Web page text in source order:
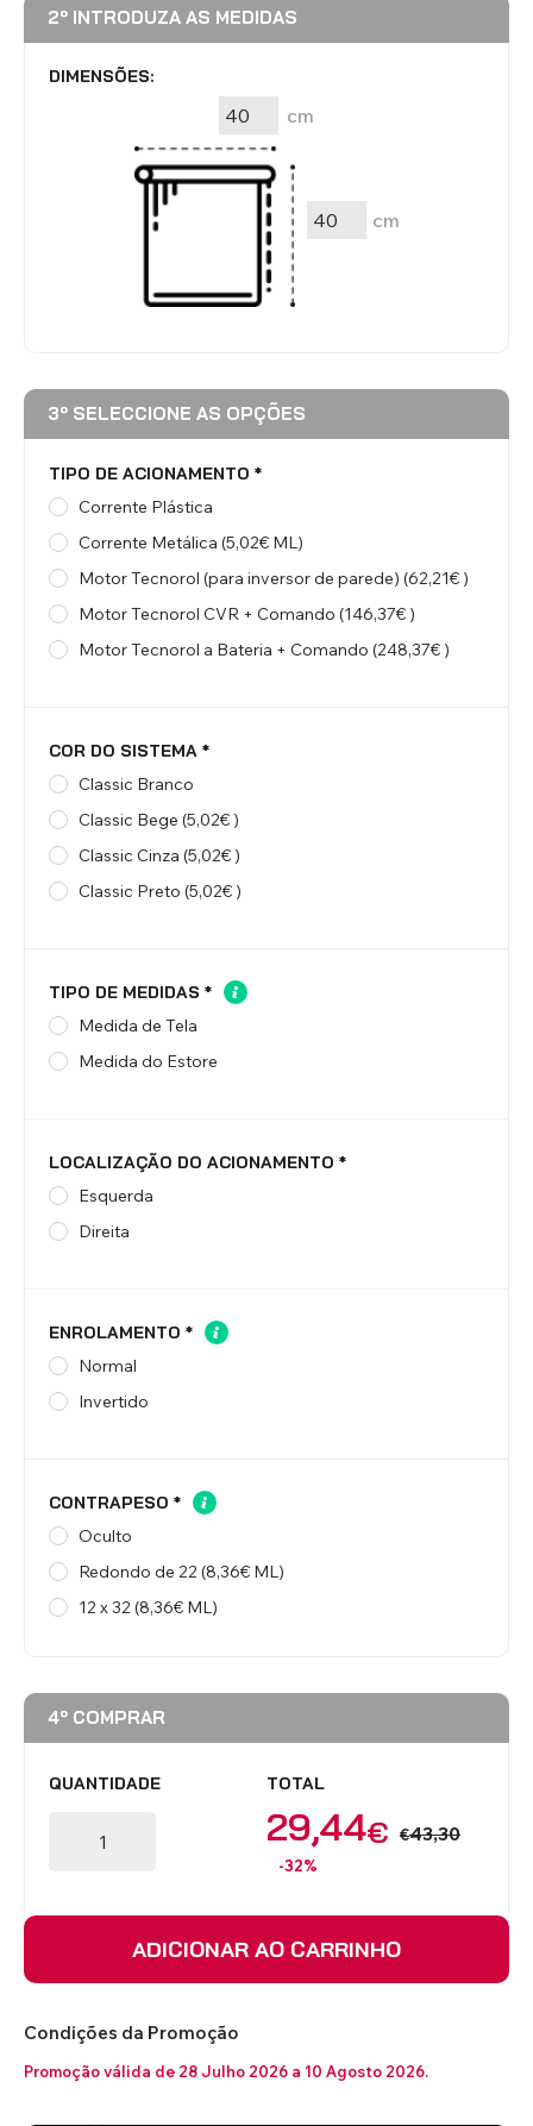
2º INTRODUZA AS MEDIDAS
DIMENSÕES:
cm
cm
3º SELECCIONE AS OPÇÕES
TIPO DE ACIONAMENTO *
Corrente Plástica
Corrente Metálica (5,02€ ML)
Motor Tecnorol (para inversor de parede) (62,21€ )
Motor Tecnorol CVR + Comando (146,37€ )
Motor Tecnorol a Bateria + Comando (248,37€ )
COR DO SISTEMA *
Classic Branco
Classic Bege (5,02€ )
Classic Cinza (5,02€ )
Classic Preto (5,02€ )
TIPO DE MEDIDAS *
Medida de Tela
Medida do Estore
LOCALIZAÇÃO DO ACIONAMENTO *
Esquerda
Direita
ENROLAMENTO *
Normal
Invertido
CONTRAPESO *
Oculto
Redondo de 22 (8,36€ ML)
12 x 32 (8,36€ ML)
4º COMPRAR
QUANTIDADE TOTAL
€
29,44 €43,30
-32%
ADICIONAR AO CARRINHO
Condições da Promoção
Promoção válida de 28 Julho 2026 a 10 Agosto 2026.